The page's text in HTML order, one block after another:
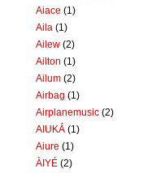
Aiace (1)
Aila (1)
Ailew (2)
Ailton (1)
Ailum (2)
Airbag (1)
Airplanemusic (2)
AIUKÁ (1)
Aiure (1)
ÀIYÉ (2)